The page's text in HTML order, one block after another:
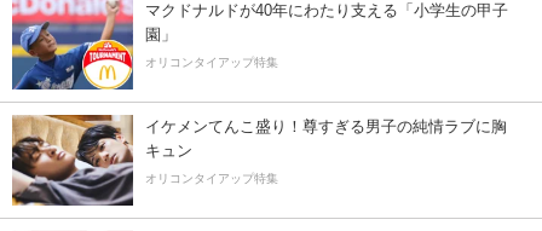
マクドナルドが40年にわたり支える「小学生の甲子
園」
オリコンタイアップ特集
イケメンてんこ盛り！尊すぎる男子の純情ラブに胸
キュン
オリコンタイアップ特集